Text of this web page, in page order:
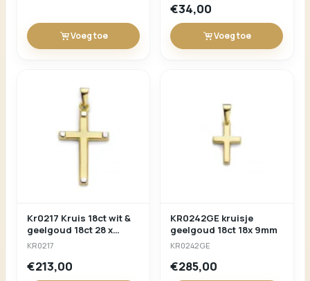
Voeg toe
€34,00
Voeg toe
Kr0217 Kruis 18ct wit &
geelgoud 18ct 28 x
16MM
KR0217
€213,00
KR0242GE kruisje
geelgoud 18ct 18x 9mm
KR0242GE
€285,00